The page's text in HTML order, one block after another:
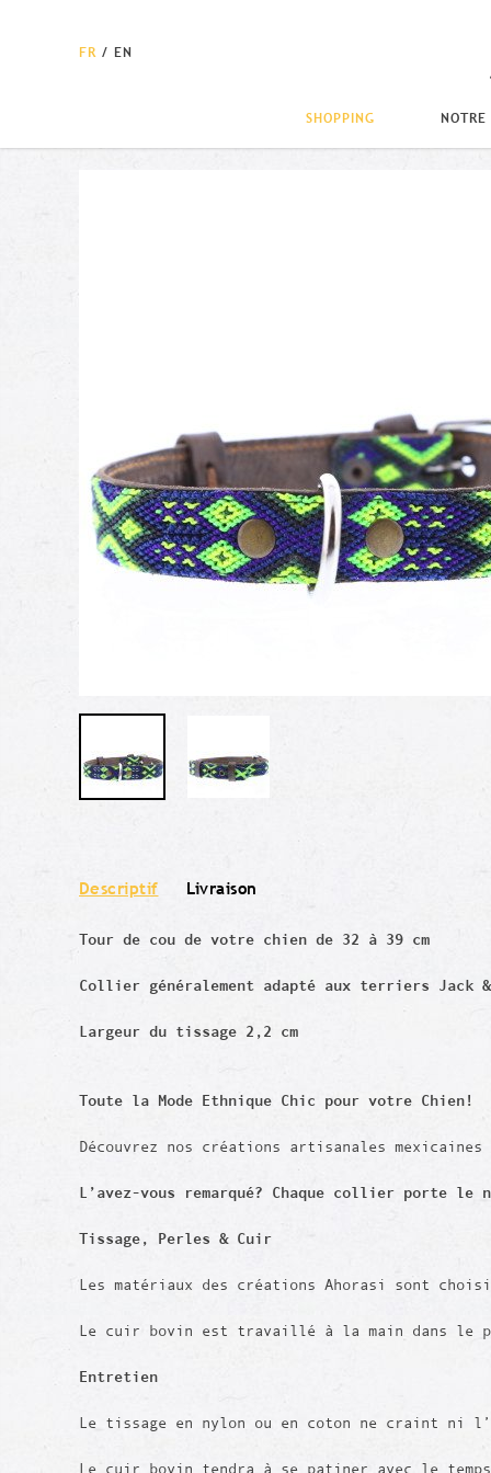
FR /EN
SHOPPING
Descriptif Livraison
Tour de cou de votre chien de 32 à 39 cm
Collier généralement adapté aux terriers Jack
Largeur du tissage 2,2 cm
Toute la Mode Ethnique Chic pour votre Chien!
Découvrez nos créations artisanales
L’avez-vous remarqué? Chaque collier porte le
Tissage, Perles & Cuir
Les matériaux des créations Ahorasi sont
Le cuir bovin est travaillé à la main dans le
Entretien
Le tissage en nylon ou en coton ne craint ni
Le cuir bovin tendra à se patiner avec le